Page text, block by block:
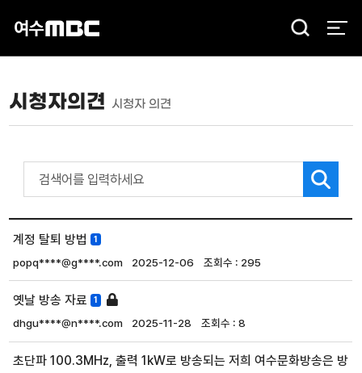
검
시청자의견 시청자 의견
계정 탈퇴 방법 1
popq****@g****.com 2025-12-06 295
옛날 방송 자료 1
dhgu****@n****.com 2025-11-28 8
초단파 100.3MHz, 출력 1kW로 방송되는 저희 여수문화방송은 방